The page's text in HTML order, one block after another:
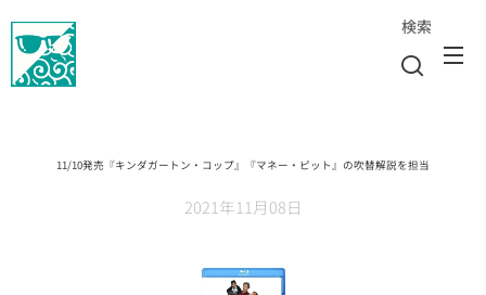
検索
11/10発売『キンダガートン・コップ』『マネー・ピット』の吹替解説を担当
2021年11月08日